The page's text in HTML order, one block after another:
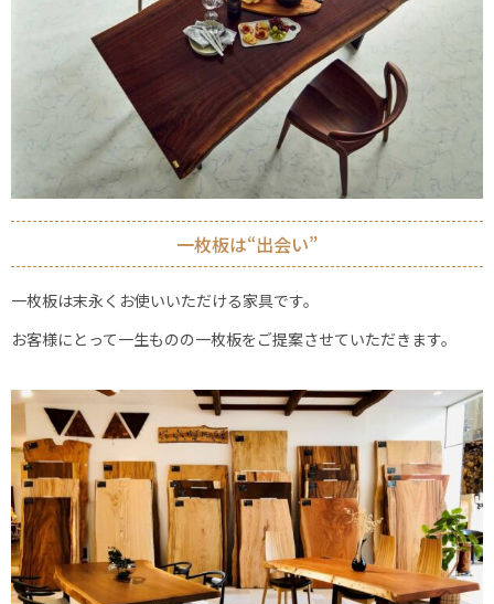
一枚板は“出会い”
一枚板は末永く お使いいただける家具です。
お客様にとって一生ものの一枚板をご提案させていただきます。